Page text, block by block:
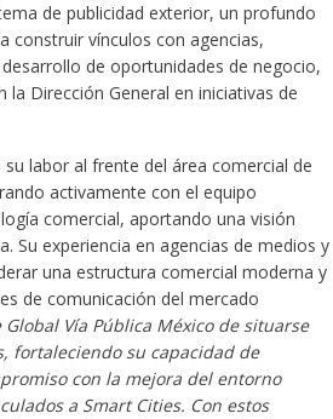
de publicidad exterior, un profundo
construir vínculos con agencias,
de oportunidades de negocio,
Dirección General en iniciativas de
labor al frente del área comercial de
activamente con el equipo
comercial, aportando una visión
Su experiencia en agencias de medios y
una estructura comercial moderna y
de comunicación del mercado
Vía Pública México de situarse
fortaleciendo su capacidad de
con la mejora del entorno
a Smart Cities. Con estos